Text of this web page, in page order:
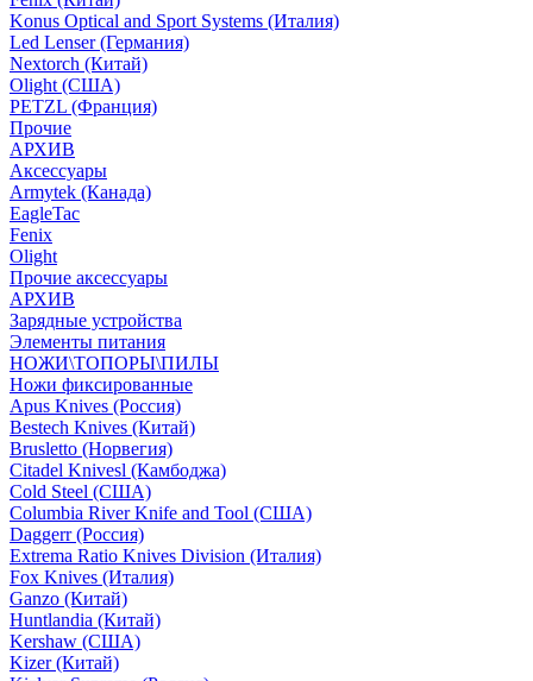
Konus Optical and Sport Systems (Италия)
Led Lenser (Германия)
Nextorch (Китай)
Olight (США)
PETZL (Франция)
Прочие
АРХИВ
Аксессуары
Armytek (Канада)
EagleTac
Fenix
Olight
Прочие аксессуары
АРХИВ
Зарядные устройства
Элементы питания
НОЖИ\ТОПОРЫ\ПИЛЫ
Ножи фиксированные
Apus Knives (Россия)
Bestech Knives (Китай)
Brusletto (Норвегия)
Citadel Knivesl (Камбоджа)
Cold Steel (США)
Columbia River Knife and Tool (США)
Daggerr (Россия)
Extrema Ratio Knives Division (Италия)
Fox Knives (Италия)
Ganzo (Китай)
Huntlandia (Китай)
Kershaw (США)
Kizer (Китай)